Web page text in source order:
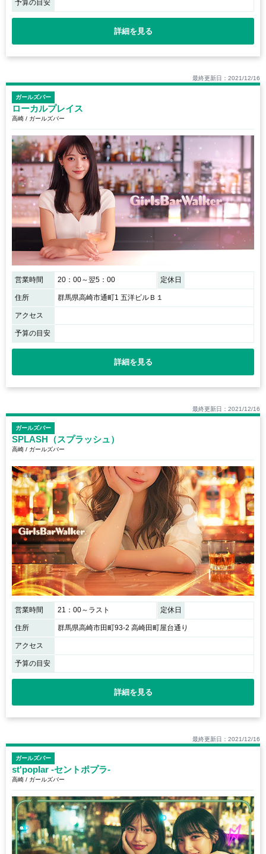
予算の目安
詳細を見る
最終更新日：2021/12/16
ガールズバー
ローカルプレイス
高崎 / ガールズバー
営業時間 20：00～翌5：00 定休日
住所 群馬県高崎市通町1 五洋ビルＢ１
アクセス
予算の目安
詳細を見る
最終更新日：2021/12/16
ガールズバー
SPLASH（スプラッシュ）
高崎 / ガールズバー
営業時間 21：00～ラスト 定休日
住所 群馬県高崎市田町93-2 高崎田町屋台通り
アクセス
予算の目安
詳細を見る
最終更新日：2021/12/16
ガールズバー
st'poplar -セントポプラ-
高崎 / ガールズバー